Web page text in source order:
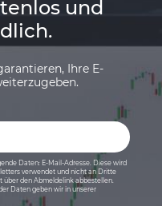
und
Ihre E-
Daten: E-Mail-Adresse. Diese wird
verwendet und nicht an Dritte
über den Abmeldelink abbestellen.
Daten geben wir in unserer